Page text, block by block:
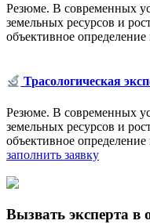
Резюме. В современных
земельных ресурсов и
объективное
Трасологическая
Резюме. В современных
земельных ресурсов и
объективное
заполнить заявку
Вызвать эксперта в